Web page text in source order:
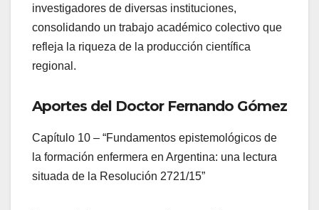
investigadores de diversas instituciones,
consolidando un trabajo académico colectivo que
refleja la riqueza de la producción científica
regional.
Aportes del Doctor Fernando Gómez
Capítulo 10 – “Fundamentos epistemológicos de
la formación enfermera en Argentina: una lectura
situada de la Resolución 2721/15”